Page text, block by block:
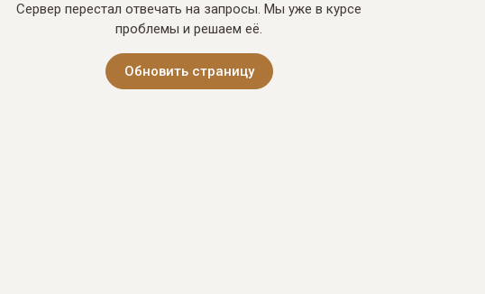
Сервер перестал отвечать на запросы. Мы уже в курсе
проблемы и решаем её.
Обновить страницу